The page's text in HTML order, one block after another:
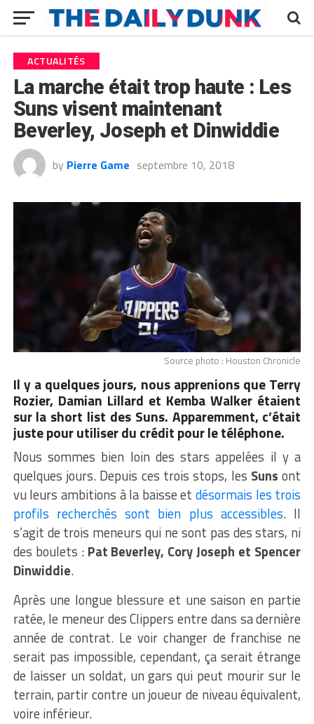
ACTUALITÉS
La marche était trop haute : Les
Suns visent maintenant
Beverley, Joseph et Dinwiddie
by Pierre Game septembre 10, 2018
Source photo : Houston Chronicle
Il y a quelques jours, nous apprenions que Terry
Rozier, Damian Lillard et Kemba Walker étaient
sur la short list des Suns. Apparemment, c’était
juste pour utiliser du crédit pour le téléphone.
Nous sommes bien loin des stars appelées il y a
quelques jours. Depuis ces trois stops, les Suns ont
vu leurs ambitions à la baisse etdésormais les trois
profils recherchés sont bien plus accessibles. Il
s’agit de trois meneurs qui ne sont pas des stars, ni
des boulets : Pat Beverley, Cory Joseph et Spencer
Dinwiddie.
Après une longue blessure et une saison en partie
ratée, le meneur des Clippers entre dans sa dernière
année de contrat. Le voir changer de franchise ne
serait pas impossible, cependant, ça serait étrange
de laisser un soldat, un gars qui peut mourir sur le
terrain, partir contre un joueur de niveau équivalent,
voire inférieur.